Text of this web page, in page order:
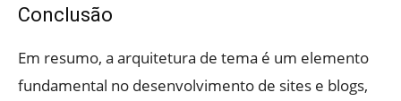
Conclusão
Em resumo, a arquitetura de tema é um elemento
fundamental no desenvolvimento de sites e blogs,